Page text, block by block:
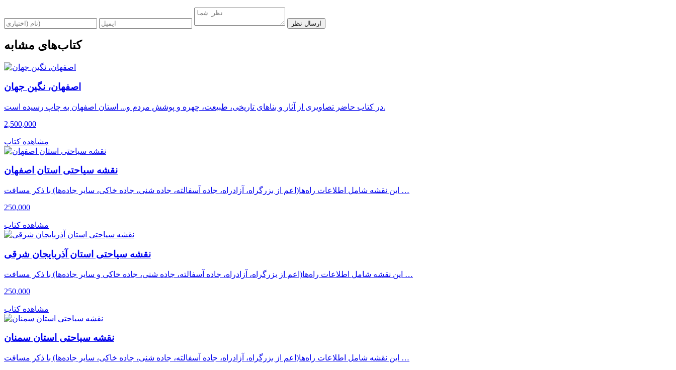
ارسال نظر
کتاب‌های مشابه
اصفهان، نگین جهان
در کتاب حاضر تصاویری از آثار و بناهای تاریخی، طبیعت، چهره و پوشش مردم و... استان اصفهان به چاپ رسیده است.
2,500,000
مشاهده کتاب
نقشه سیاحتی استان اصفهان
این نقشه شامل اطلاعات راه‌ها(اعم از بزرگراه، آزادراه، جاده آسفالته، جاده شنی، جاده خاکی، سایر جاده‌ها) با ذکر مسافت …
250,000
مشاهده کتاب
نقشه سیاحتی استان آذربایجان شرقی
این نقشه شامل اطلاعات راه‌ها(اعم از بزرگراه، آزادراه، جاده آسفالته، جاده شنی، جاده خاکی و سایر جاده‌ها) با ذکر مسافت …
250,000
مشاهده کتاب
نقشه سیاحتی استان سمنان
این نقشه شامل اطلاعات راه‌ها(اعم از بزرگراه، آزادراه، جاده آسفالته، جاده شنی، جاده خاکی، سایر جاده‌ها) با ذکر مسافت …